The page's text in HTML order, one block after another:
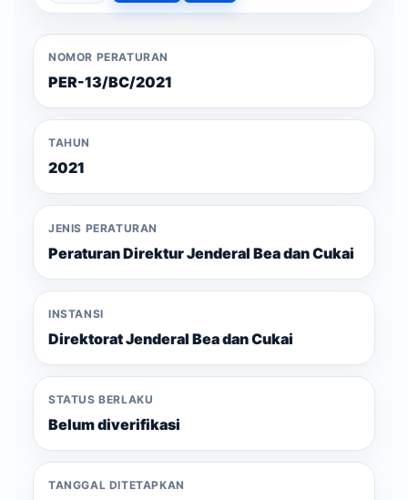
NOMOR PERATURAN
PER-13/BC/2021
TAHUN
2021
JENIS PERATURAN
Peraturan Direktur Jenderal Bea dan Cukai
INSTANSI
Direktorat Jenderal Bea dan Cukai
STATUS BERLAKU
Belum diverifikasi
TANGGAL DITETAPKAN